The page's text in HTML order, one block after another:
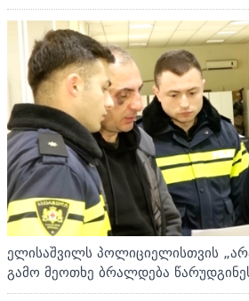
ელისაშვილს პოლიციელისთვის
გამო მეოთხე ბრალდება